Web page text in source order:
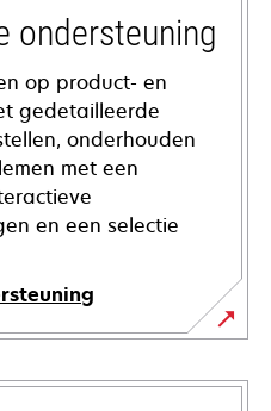
ondersteuning
op product- en
gedetailleerde
onderhouden
met een
en een selectie